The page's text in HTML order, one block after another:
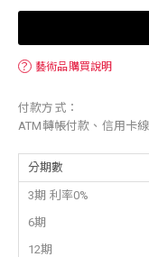
？ 藝術品購買說明
付款方式：
ATM轉帳付款、信用卡
分期數
3期 利率0%
6期
12期